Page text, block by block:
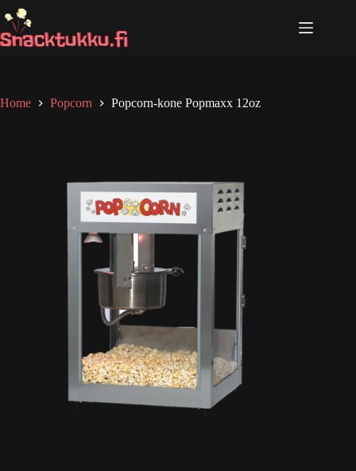
Skip
to
content
Home Popcorn Popcorn-kone Popmaxx 12oz